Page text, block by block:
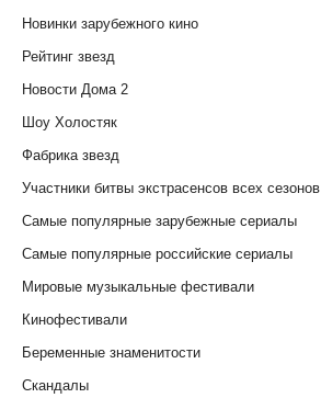
Новинки зарубежного кино
Рейтинг звезд
Новости Дома 2
Шоу Холостяк
Фабрика звезд
Участники битвы экстрасенсов всех сезонов
Самые популярные зарубежные сериалы
Самые популярные российские сериалы
Мировые музыкальные фестивали
Кинофестивали
Беременные знаменитости
Скандалы